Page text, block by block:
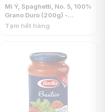
Mì Ý, Spaghetti, No. 5, 100%
Grano Duro (200g) -
BARILLA
Tạm hết hàng